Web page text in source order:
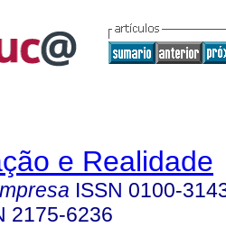
e Realidade
ISSN 0100-
2175-6236